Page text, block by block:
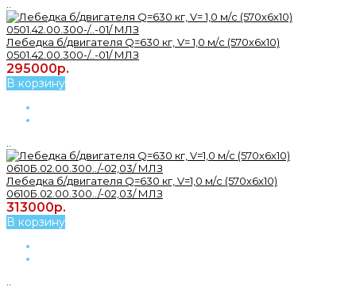
Лебедка б/двигателя Q=630 кг, V= 1,0 м/с (570х6х10)
0501.42.00.300-/..-01/ МЛЗ
295000р.
В корзину
Лебедка б/двигателя Q=630 кг, V=1,0 м/с (570х6х10)
0610Б.02.00.300../-02,03/ МЛЗ
313000р.
В корзину